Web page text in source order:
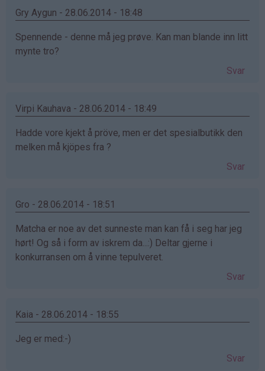
Gry Aygun - 28.06.2014 - 18:48
Spennende - denne må jeg prøve. Kan man blande inn litt
mynte tro?
Svar
Virpi Kauhava - 28.06.2014 - 18:49
Hadde vore kjekt å pröve, men er det spesialbutikk den
melken må kjöpes fra ?
Svar
Gro - 28.06.2014 - 18:51
Matcha er noe av det sunneste man kan få i seg har jeg
hørt! Og så i form av iskrem da...:) Deltar gjerne i
konkurransen om å vinne tepulveret.
Svar
Kaia - 28.06.2014 - 18:55
Jeg er med:-)
Svar